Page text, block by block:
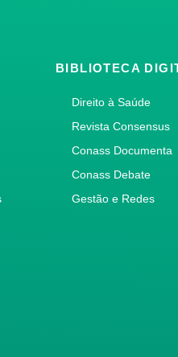
BIBLIOTECA
Direito à Saúde
Revista Consensus
Conass Documenta
Conass Debate
Gestão e Redes